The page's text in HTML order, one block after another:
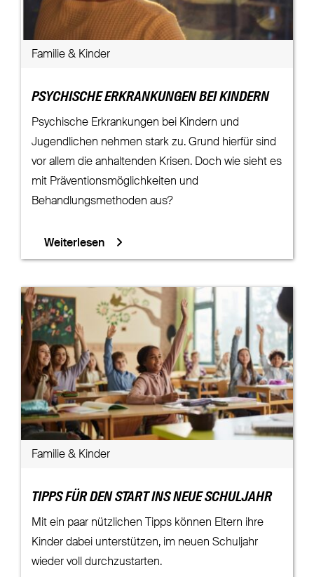
Familie & Kinder
PSYCHISCHE ERKRANKUNGEN BEI KINDERN
Psychische Erkrankungen bei Kindern und
Jugendlichen nehmen stark zu. Grund hierfür sind
vor allem die anhaltenden Krisen. Doch wie sieht es
mit Präventionsmöglichkeiten und
Behandlungsmethoden aus?
Weiterlesen
Familie & Kinder
TIPPS FÜR DEN START INS NEUE SCHULJAHR
Mit ein paar nützlichen Tipps können Eltern ihre
Kinder dabei unterstützen, im neuen Schuljahr
wieder voll durchzustarten.